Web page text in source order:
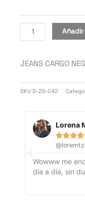
JEANS CARGO
SKU D-25-C42
Lorena

@loremtz
Wowww me
día a día, sin